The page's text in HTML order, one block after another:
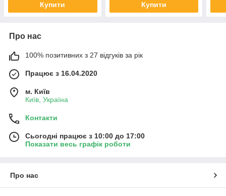
Купити Купити
Про нас
100% позитивних з 27 відгуків за рік
Працює з 16.04.2020
м. Київ
Київ, Україна
Контакти
Сьогодні працює з 10:00 до 17:00
Показати весь графік роботи
Про нас